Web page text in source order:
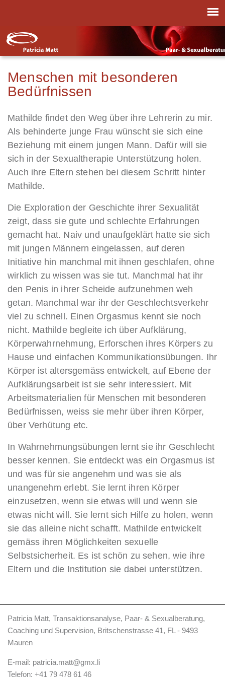
Menschen mit besonderen
Bedürfnissen
Mathilde findet den Weg über ihre Lehrerin zu mir.
Als behinderte junge Frau wünscht sie sich eine
Beziehung mit einem jungen Mann. Dafür will sie
sich in der Sexualtherapie Unterstützung holen.
Auch ihre Eltern stehen bei diesem Schritt hinter
Mathilde.
Die Exploration der Geschichte ihrer Sexualität
zeigt, dass sie gute und schlechte Erfahrungen
gemacht hat. Naiv und unaufgeklärt hatte sie sich
mit jungen Männern eingelassen, auf deren
Initiative hin manchmal mit ihnen geschlafen, ohne
wirklich zu wissen was sie tut. Manchmal hat ihr
den Penis in ihrer Scheide aufzunehmen weh
getan. Manchmal war ihr der Geschlechtsverkehr
viel zu schnell. Einen Orgasmus kennt sie noch
nicht. Mathilde begleite ich über Aufklärung,
Körperwahrnehmung, Erforschen ihres Körpers zu
Hause und einfachen Kommunikationsübungen. Ihr
Körper ist altersgemäss entwickelt, auf Ebene der
Aufklärungsarbeit ist sie sehr interessiert. Mit
Arbeitsmaterialien für Menschen mit besonderen
Bedürfnissen, weiss sie mehr über ihren Körper,
über Verhütung etc.
In Wahrnehmungsübungen lernt sie ihr Geschlecht
besser kennen. Sie entdeckt was ein Orgasmus ist
und was für sie angenehm und was sie als
unangenehm erlebt. Sie lernt ihren Körper
einzusetzen, wenn sie etwas will und wenn sie
etwas nicht will. Sie lernt sich Hilfe zu holen, wenn
sie das alleine nicht schafft. Mathilde entwickelt
gemäss ihren Möglichkeiten sexuelle
Selbstsicherheit. Es ist schön zu sehen, wie ihre
Eltern und die Institution sie dabei unterstützen.
Patricia Matt, Transaktionsanalyse, Paar- & Sexualberatung,
Coaching und Supervision, Britschenstrasse 41, FL - 9493
Mauren
E-mail: patricia.matt@gmx.li
Telefon: +41 79 478 61 46